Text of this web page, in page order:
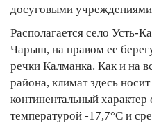
досуговыми
Располагается село Усть-
Чарыш, на правом ее
речки Калманка. Как и на
района, климат здесь
континентальный характер
температурой -17,7°С и